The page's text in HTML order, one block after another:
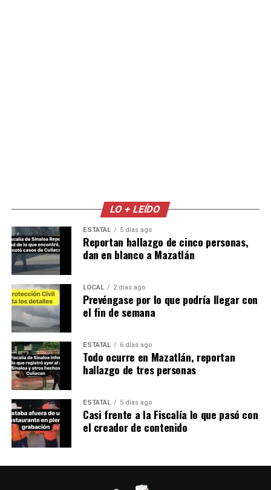
LO + LEÍDO
ESTATAL 5 días ago
Reportan hallazgo de cinco personas,
dan en blanco a Mazatlán
LOCAL 2 días ago
Prevéngase por lo que podría llegar con
el fin de semana
ESTATAL 6 días ago
Todo ocurre en Mazatlán, reportan
hallazgo de tres personas
ESTATAL 5 días ago
Casi frente a la Fiscalía lo que pasó con
el creador de contenido